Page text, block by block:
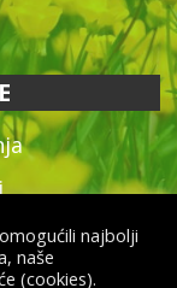
najbolji
naše
(cookies).